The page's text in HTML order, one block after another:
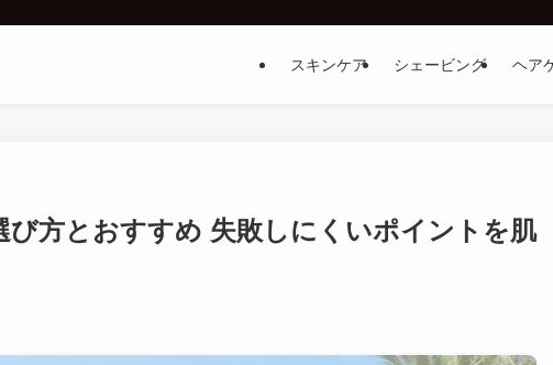
スキンケア シェービング ヘア
び方とおすすめ 失敗しにくいポイントを肌